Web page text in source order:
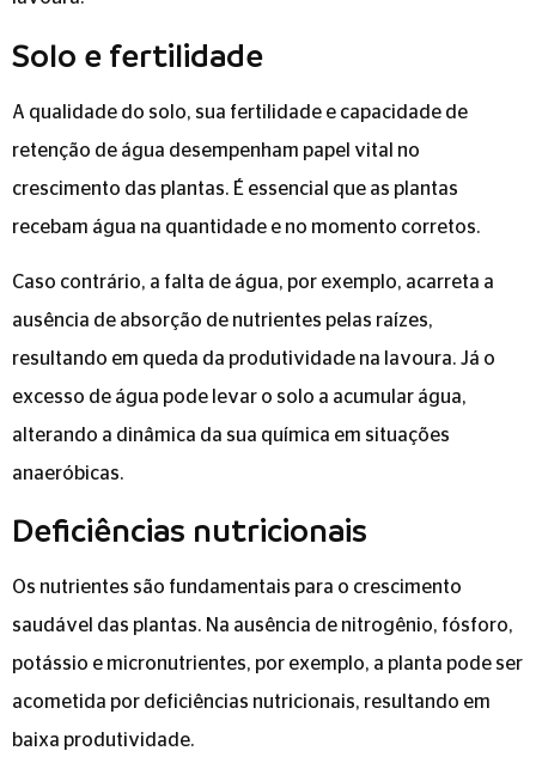
Solo e fertilidade
A qualidade do solo, sua fertilidade e capacidade de
retenção de água desempenham papel vital no
crescimento das plantas. É essencial que as plantas
recebam água na quantidade e no momento corretos.
Caso contrário, a falta de água, por exemplo, acarreta a
ausência de absorção de nutrientes pelas raízes,
resultando em queda da produtividade na lavoura. Já o
excesso de água pode levar o solo a acumular água,
alterando a dinâmica da sua química em situações
anaeróbicas.
Deficiências nutricionais
Os nutrientes são fundamentais para o crescimento
saudável das plantas. Na ausência de nitrogênio, fósforo,
potássio e micronutrientes, por exemplo, a planta pode ser
acometida por deficiências nutricionais, resultando em
baixa produtividade.